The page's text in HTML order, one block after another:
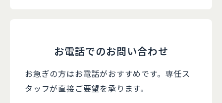
お電話でのお問い合わせ
お急ぎの方はお電話がおすすめです。 専任ス
タッフが直接ご要望を承ります。